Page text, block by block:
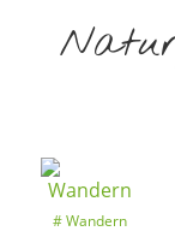
Wandern